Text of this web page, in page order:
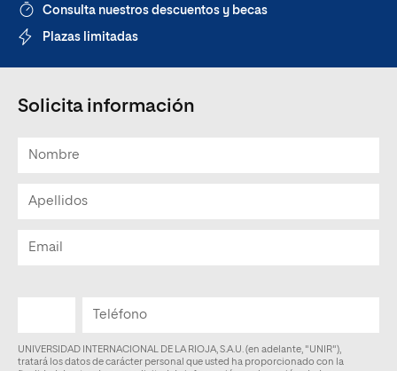
Consulta nuestros descuentos y becas
Plazas limitadas
Solicita información